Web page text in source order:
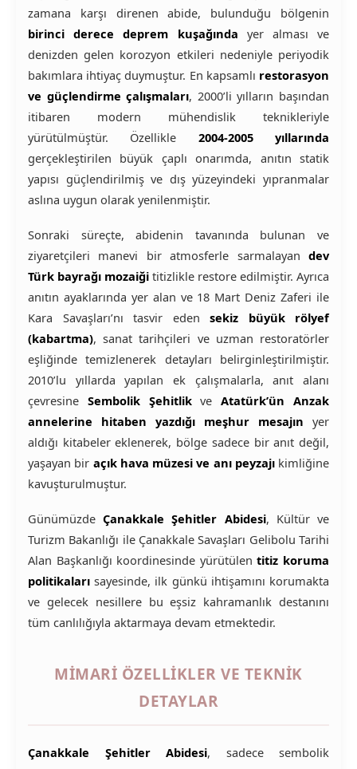
zamana karşı direnen abide, bulunduğu bölgenin
birinci derece deprem kuşağında yer alması ve
denizden gelen korozyon etkileri nedeniyle periyodik
bakımlara ihtiyaç duymuştur. En kapsamlı restorasyon
ve güçlendirme çalışmaları, 2000’li yılların başından
itibaren modern mühendislik teknikleriyle
yürütülmüştür. Özellikle 2004-2005 yıllarında
gerçekleştirilen büyük çaplı onarımda, anıtın statik
yapısı güçlendirilmiş ve dış yüzeyindeki yıpranmalar
aslına uygun olarak yenilenmiştir.
Sonraki süreçte, abidenin tavanında bulunan ve
ziyaretçileri manevi bir atmosferle sarmalayan dev
Türk bayrağı mozaiği titizlikle restore edilmiştir. Ayrıca
anıtın ayaklarında yer alan ve 18 Mart Deniz Zaferi ile
Kara Savaşları’nı tasvir eden sekiz büyük rölyef
(kabartma), sanat tarihçileri ve uzman restoratörler
eşliğinde temizlenerek detayları belirginleştirilmiştir.
2010’lu yıllarda yapılan ek çalışmalarla, anıt alanı
çevresine Sembolik ŞehitlikveAtatürk’ün Anzak
annelerine hitaben yazdığı meşhur mesajın yer
aldığı kitabeler eklenerek, bölge sadece bir anıt değil,
yaşayan bir açık hava müzesi ve anı peyzajıkimliğine
kavuşturulmuştur.
GünümüzdeÇanakkale Şehitler Abidesi, Kültür ve
Turizm Bakanlığı ile Çanakkale Savaşları Gelibolu Tarihi
Alan Başkanlığı koordinesinde yürütülentitiz koruma
politikaları sayesinde, ilk günkü ihtişamını korumakta
ve gelecek nesillere bu eşsiz kahramanlık destanını
tüm canlılığıyla aktarmaya devam etmektedir.
MIMARI ÖZELLIKLER VE TEKNIK
DETAYLAR
Çanakkale Şehitler Abidesi, sadece sembolik